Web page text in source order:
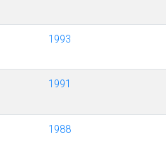
1993
1991
1988